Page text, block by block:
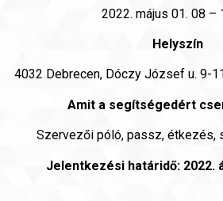
2022. május 01. 08 –
Helyszín
4032 Debrecen, Dóczy József u. 9-
Amit a segítségedért
Szervezői póló, passz, étkezés,
Jelentkezési határidő: 2022.